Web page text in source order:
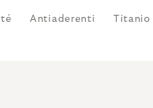
Antiaderenti Titanio